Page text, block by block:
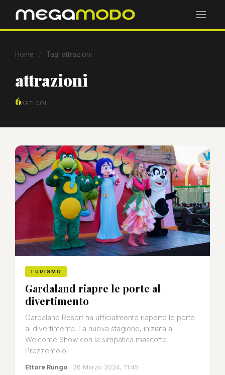
Home Tag: attrazioni
attrazioni
6ARTICOLI
TURISMO
Gardaland riapre le porte al
divertimento
Gardaland Resort ha ufficialmente riaperto le porte
al divertimento. La nuova stagione, iniziata al
Welcome Show con la simpatica mascotte
Prezzemolo.
Ettore Rungo · 26 Marzo 2024, 11:45